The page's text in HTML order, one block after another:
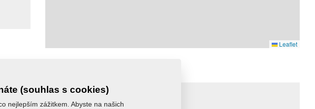
Leaflet
nás.
(souhlas s cookies)
nejlepším zážitkem. Abyste na našich